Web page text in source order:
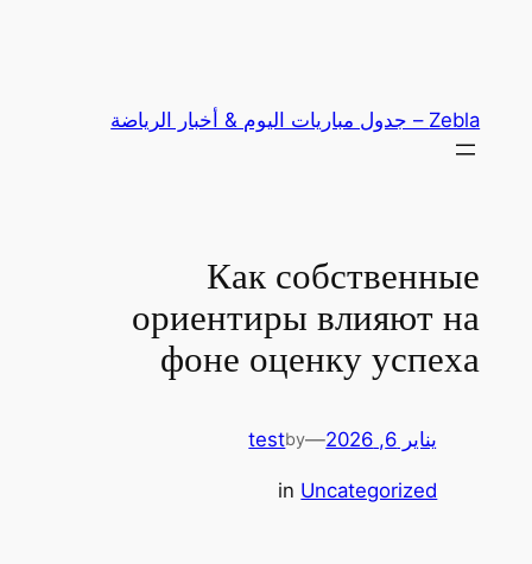
Zebla – جدول مباريات اليوم & أخبار الرياضة
Как собственные
ориентиры влияют на
фоне оценку успеха
يناير 6, 2026 —
by
test
in Uncategorized